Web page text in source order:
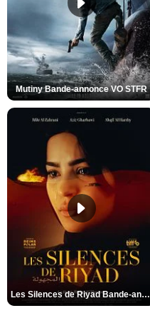
Mutiny Bande-annonce VO STFR
Les Silences de Riyad Bande-annonce VO STFR